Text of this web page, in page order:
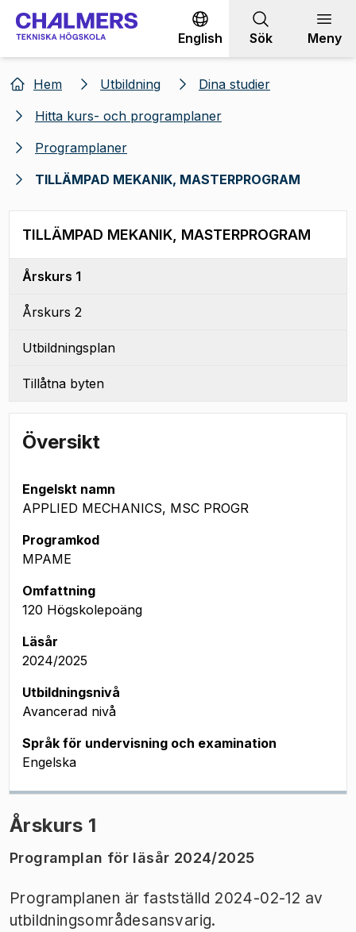
Gå till innehållet
English Sök Meny
Hem Utbildning
Dina studier
Hitta kurs- och programplaner
Programplaner
TILLÄMPAD MEKANIK, MASTERPROGRAM
TILLÄMPAD MEKANIK, MASTERPROGRAM
Årskurs 1
Årskurs 2
Utbildningsplan
Tillåtna byten
Översikt
Engelskt namn
APPLIED MECHANICS, MSC PROGR
Programkod
MPAME
Omfattning
120 Högskolepoäng
Läsår
2024/2025
Utbildningsnivå
Avancerad nivå
Språk för undervisning och examination
Engelska
Årskurs 1
Programplan för läsår 2024/2025
Programplanen är fastställd 2024-02-12 av
utbildningsområdesansvarig.